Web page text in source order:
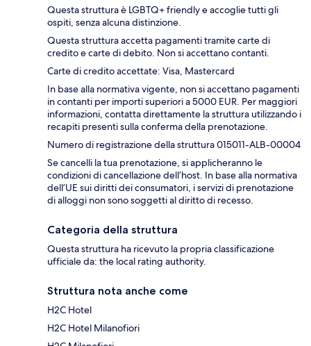
Questa struttura è LGBTQ+ friendly e accoglie tutti gli
ospiti, senza alcuna distinzione.
Questa struttura accetta pagamenti tramite carte di
credito e carte di debito. Non si accettano contanti.
Carte di credito accettate: Visa, Mastercard
In base alla normativa vigente, non si accettano pagamenti
in contanti per importi superiori a 5000 EUR. Per maggiori
informazioni, contatta direttamente la struttura utilizzando i
recapiti presenti sulla conferma della prenotazione.
Numero di registrazione della struttura 015011-ALB-00004
Se cancelli la tua prenotazione, si applicheranno le
condizioni di cancellazione dell’host. In base alla normativa
dell’UE sui diritti dei consumatori, i servizi di prenotazione
di alloggi non sono soggetti al diritto di recesso.
Categoria della struttura
Questa struttura ha ricevuto la propria classificazione
ufficiale da: the local rating authority.
Struttura nota anche come
H2C Hotel
H2C Hotel Milanofiori